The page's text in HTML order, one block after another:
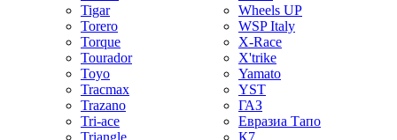
Tigar
Torero
Torque
Tourador
Toyo
Tracmax
Trazano
Tri-ace
Triangle
Wheels UP
WSP Italy
X-Race
X'trike
Yamato
YST
ГАЗ
Евразиа Тапо
К7